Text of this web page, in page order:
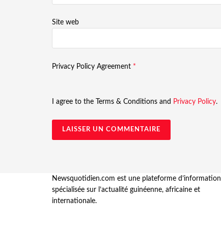
Site web
Privacy Policy Agreement *
I agree to the Terms & Conditions and Privacy Policy.
Newsquotidien.com est une plateforme d’information
spécialisée sur l’actualité guinéenne, africaine et
internationale.